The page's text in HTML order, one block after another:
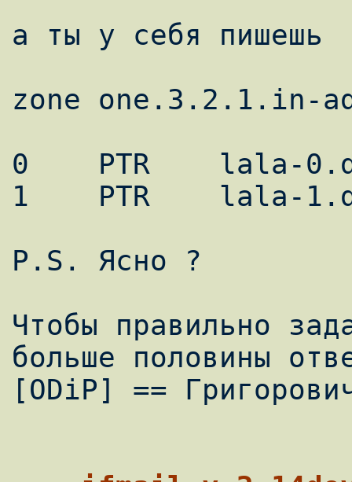
а ты у себя пишешь
zone one.3.2.1.in-
0    PTR    lala-
1    PTR    lala-
P.S. Ясно ?
Чтобы правильно
больше половины
[ODiP] ==